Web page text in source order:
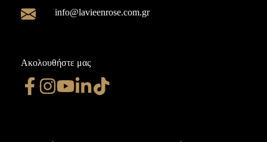
info@lavieenrose.com.gr
Ακολουθήστε μας